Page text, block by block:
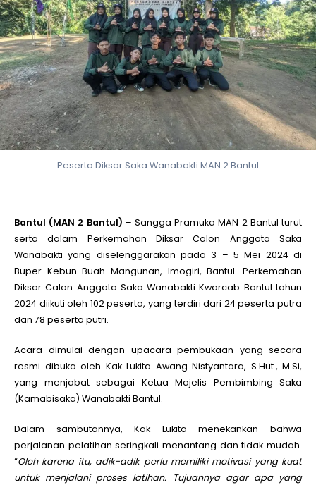
Peserta Diksar Saka Wanabakti MAN 2 Bantul
Bantul (MAN 2 Bantul) – Sangga Pramuka MAN 2 Bantul turut
serta dalam Perkemahan Diksar Calon Anggota Saka
Wanabakti yang diselenggarakan pada 3 – 5 Mei 2024 di
Buper Kebun Buah Mangunan, Imogiri, Bantul. Perkemahan
Diksar Calon Anggota Saka Wanabakti Kwarcab Bantul tahun
2024 diikuti oleh 102 peserta, yang terdiri dari 24 peserta putra
dan 78 peserta putri.
Acara dimulai dengan upacara pembukaan yang secara
resmi dibuka oleh Kak Lukita Awang Nistyantara, S.Hut., M.Si,
yang menjabat sebagai Ketua Majelis Pembimbing Saka
(Kamabisaka) Wanabakti Bantul.
Dalam sambutannya, Kak Lukita menekankan bahwa
perjalanan pelatihan seringkali menantang dan tidak mudah.
“Oleh karena itu, adik-adik perlu memiliki motivasi yang kuat
untuk menjalani proses latihan. Tujuannya agar apa yang